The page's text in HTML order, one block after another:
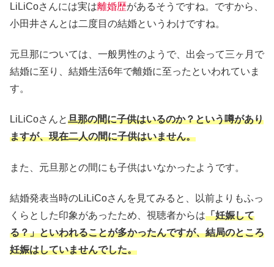
LiLiCoさんには実は離婚歴があるそうですね。ですから、
小田井さんとは二度目の結婚というわけですね。
元旦那については、一般男性のようで、出会って三ヶ月で
結婚に至り、結婚生活6年で離婚に至ったといわれていま
す。
LiLiCoさんと旦那の間に子供はいるのか？という噂があり
ますが、現在二人の間に子供はいません。
また、元旦那との間にも子供はいなかったようです。
結婚発表当時のLiLiCoさんを見てみると、以前よりもふっ
くらとした印象があったため、視聴者からは「妊娠して
る？」といわれることが多かったんですが、結局のところ
妊娠はしていませんでした。